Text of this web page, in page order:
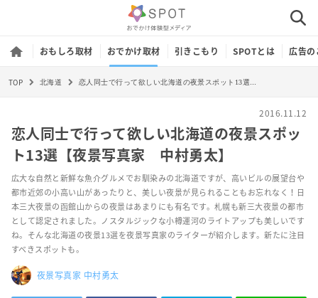
おもしろ取材 おでかけ取材 引きこもり SPOTとは 広告
TOP 北海道
2016.11.12
恋人同士で行って欲しい北海道の夜景スポッ
ト13選【夜景写真家 中村勇太】
広大な自然と新鮮な魚介グルメでお馴染みの北海道ですが、高いビルの展望台や
都市近郊の小高い山があったりと、美しい夜景が見られることもお忘れなく！日
本三大夜景の函館山からの夜景はあまりにも有名です。札幌も新三大夜景の都市
として認定されました。ノスタルジックな小樽運河のライトアップも美しいです
ね。そんな北海道の夜景13選を夜景写真家のライターが紹介します。新たに注目
すべきスポットも。
夜景写真家 中村勇太